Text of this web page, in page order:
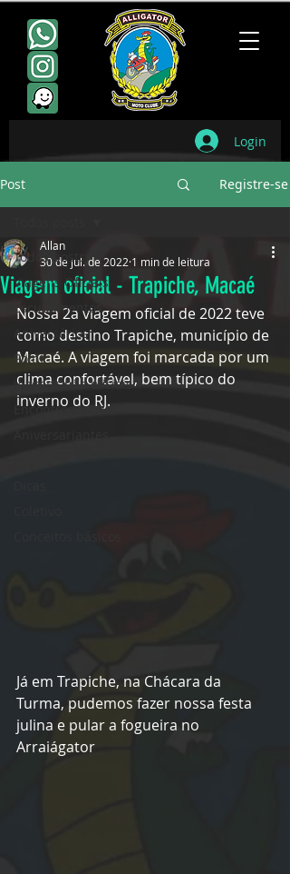
Login
Post Registre-se
Todos posts
Viagens Oficiais
Escudamentos
Aniversários
Point
Viagens não oficiais
Encontros Locais
Viagem oficial - Trapiche, Macaé
Allan
30 de jul. de 2022 1 min de leitura
Nossa 2a viagem oficial de 2022 teve
como destino Trapiche, município de
Macaé. A viagem foi marcada por um
clima confortável, bem típico do
inverno do RJ.
Já em Trapiche, na Chácara da
Turma, pudemos fazer nossa festa
julina e pular a fogueira no
Arraiágator